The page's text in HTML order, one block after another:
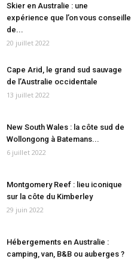
Skier en Australie : une
expérience que l’on vous conseille
de...
20 juillet 2022
Cape Arid, le grand sud sauvage
de l’Australie occidentale
13 juillet 2022
New South Wales : la côte sud de
Wollongong à Batemans...
6 juillet 2022
Montgomery Reef : lieu iconique
sur la côte du Kimberley
29 juin 2022
Hébergements en Australie :
camping, van, B&B ou auberges ?